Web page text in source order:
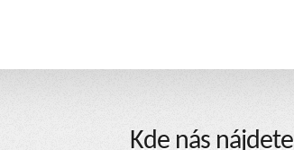
Kde nás nájdete